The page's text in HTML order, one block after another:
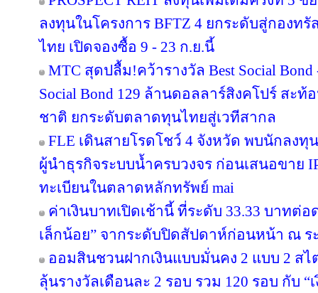
ลงทุนในโครงการ BFTZ 4 ยกระดับสู่กองท
ไทย เปิดจองซื้อ 9 - 23 ก.ย.นี้
MTC สุดปลื้ม!คว้ารางวัล Best Social
Social Bond 129 ล้านดอลลาร์สิงคโปร์ สะ
ชาติ ยกระดับตลาดทุนไทยสู่เวทีสากล
FLE เดินสายโรดโชว์ 4 จังหวัด พบนักลง
ผู้นำธุรกิจระบบน้ำครบวงจร ก่อนเสนอขาย
ทะเบียนในตลาดหลักทรัพย์ mai
ค่าเงินบาทเปิดเช้านี้ ที่ระดับ 33.33 บาทต่
เล็กน้อย” จากระดับปิดสัปดาห์ก่อนหน้า ณ ร
ออมสินชวนฝากเงินแบบมั่นคง 2 แบบ 2 สไ
ลุ้นรางวัลเดือนละ 2 รอบ รวม 120 รอบ กับ